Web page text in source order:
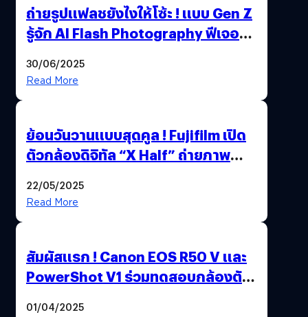
ถ่ายรูปแฟลชยังไงให้โซ้ะ ! แบบ Gen Z
รู้จัก AI Flash Photography ฟีเจอร์
30/06/2025
Read More
ย้อนวันวานแบบสุดคูล ! Fujifilm เปิด
ตัวกล้องดิจิทัล “X Half” ถ่ายภาพ
22/05/2025
Read More
สัมผัสแรก ! Canon EOS R50 V และ
PowerShot V1 ร่วมทดสอบกล้องตัว
01/04/2025